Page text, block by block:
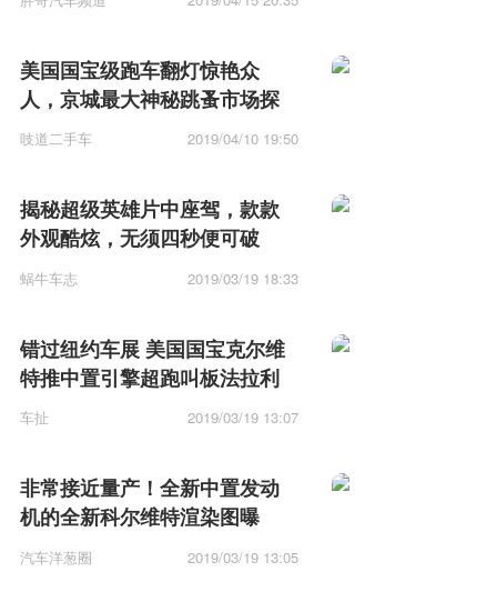
美国国宝级跑车翻灯惊艳众
人，京城最大神秘跳蚤市场探
秘
吱道二手车 2019/04/10 19:50
揭秘超级英雄片中座驾，款款
外观酷炫，无须四秒便可破
百！
蜗牛车志 2019/03/19 18:33
错过纽约车展 美国国宝克尔维
特推中置引擎超跑叫板法拉利
车扯 2019/03/19 13:07
非常接近量产！全新中置发动
机的全新科尔维特渲染图曝
光！
汽车洋葱圈 2019/03/19 13:05